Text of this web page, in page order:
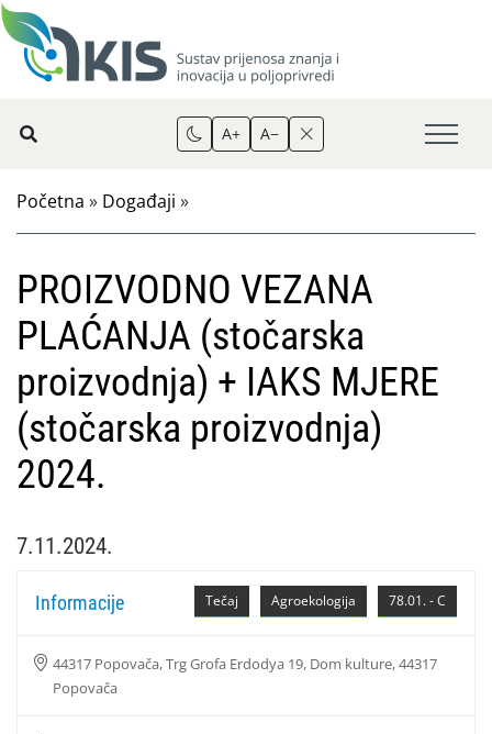
A+ A−
Početna » Događaji »
PROIZVODNO VEZANA
PLAĆANJA (stočarska
proizvodnja) + IAKS MJERE
(stočarska proizvodnja)
2024.
7.11.2024.
78.01. - C
Agroekologija
Tečaj
Informacije
44317 Popovača, Trg Grofa Erdodya 19, Dom kulture, 44317
Popovača